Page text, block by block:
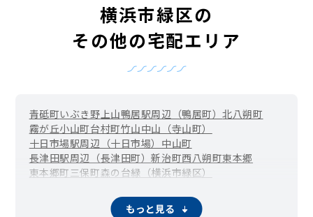
横浜市緑区の
その他の宅配エリア
青砥町いぶき野上山鴨居駅周辺（鴨居町）北八朔町
霧が丘小山町台村町竹山中山（寺山町）
十日市場駅周辺（十日市場） 中山町
長津田駅周辺（長津田町）新治町西八朔町東本郷
東本郷町三保町森の台緑（横浜市緑区）
もっと見る